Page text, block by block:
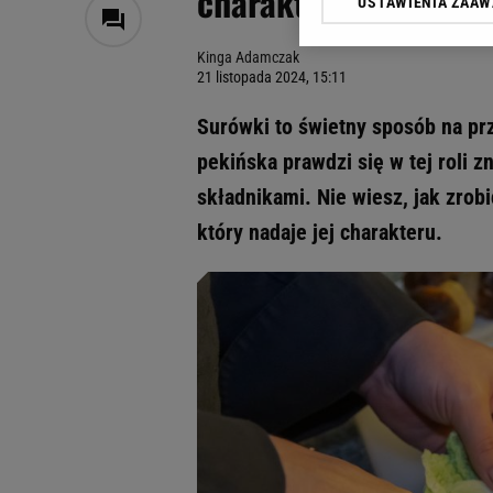
Kinga Adamczak
21 listopada 2024, 15:11
Surówki to świetny sposób na
pekińska prawdzi się w tej roli
składnikami. Nie wiesz, jak
który nadaje jej charakteru.
Klikając „Akceptuję”
odnośnik „Ustawienia
My, nasi Zaufani
Użycie dokładnych
Przechowywanie
badnie odbiorców i